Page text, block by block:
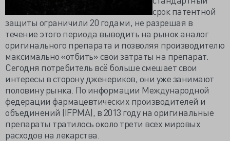
срок патентной
защиты ограничили 20 годами, не разрешая в
течение этого периода выводить на рынок аналог
оригинального препарата и позволяя производителю
максимально «отбить» свои затраты на препарат.
Сегодня потребитель всё больше смешает свои
интересы в сторону дженериков, они уже занимают
половину рынка. По информации Международной
федерации фармацевтических производителей и
объединений (IFPMA), в 2013 году на оригинальные
препараты тратилось около трети всех мировых
расходов на лекарства.